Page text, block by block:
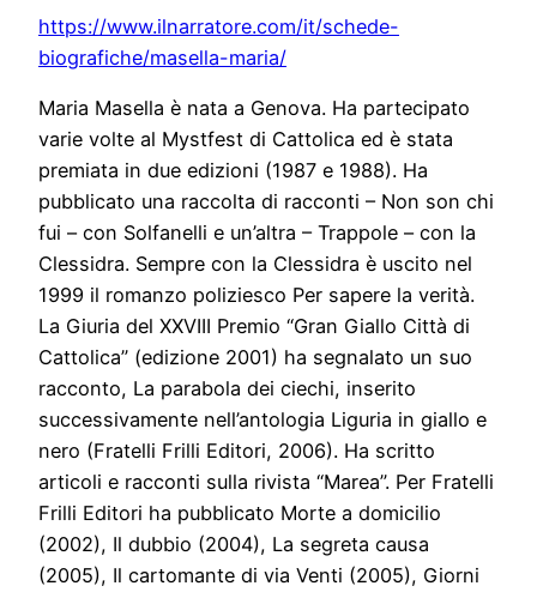
https://www.ilnarratore.com/it/schede-
biografiche/masella-maria/
Maria Masella è nata a Genova. Ha partecipato
varie volte al Mystfest di Cattolica ed è stata
premiata in due edizioni (1987 e 1988). Ha
pubblicato una raccolta di racconti – Non son chi
fui – con Solfanelli e un’altra – Trappole – con la
Clessidra. Sempre con la Clessidra è uscito nel
1999 il romanzo poliziesco Per sapere la verità.
La Giuria del XXVIII Premio “Gran Giallo Città di
Cattolica” (edizione 2001) ha segnalato un suo
racconto, La parabola dei ciechi, inserito
successivamente nell’antologia Liguria in giallo e
nero (Fratelli Frilli Editori, 2006). Ha scritto
articoli e racconti sulla rivista “Marea”. Per Fratelli
Frilli Editori ha pubblicato Morte a domicilio
(2002), Il dubbio (2004), La segreta causa
(2005), Il cartomante di via Venti (2005), Giorni